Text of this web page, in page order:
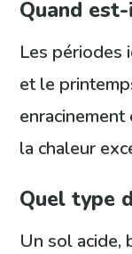
Quand
Les périodes
et le
la chaleur
Quel type
Un sol acide,